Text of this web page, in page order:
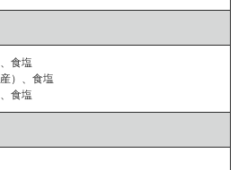
食塩
）、食塩
食塩